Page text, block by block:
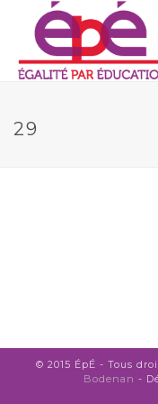
29
© 2015 ÉpÉ - Tous
Bodenan -